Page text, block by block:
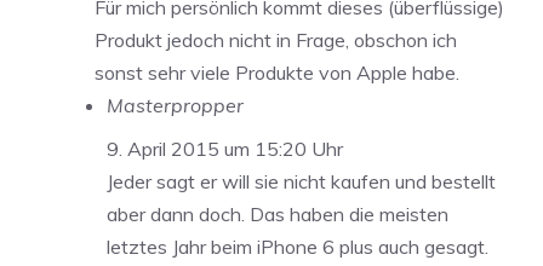
Für mich persönlich kommt dieses (überflüssige)
Produkt jedoch nicht in Frage, obschon ich
sonst sehr viele Produkte von Apple habe.
Masterpropper
9. April 2015 um 15:20 Uhr
Jeder sagt er will sie nicht kaufen und bestellt
aber dann doch. Das haben die meisten
letztes Jahr beim iPhone 6 plus auch gesagt.